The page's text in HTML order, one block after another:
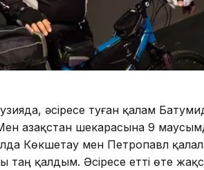
әсіресе туған қалам
Қазақстан шекарасына 9
Көкшетау мен Петропавл
қалдым. Әсіресе етті өте